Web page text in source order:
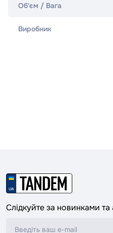
Об'єм / Вага
Виробник
Слідкуйте за новинками та